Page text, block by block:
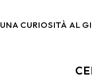
UNA CURIOSITÀ AL